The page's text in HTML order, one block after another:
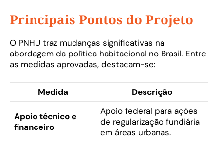
Principais Pontos do Projeto
O PNHU traz mudanças significativas na
abordagem da política habitacional no Brasil. Entre
as medidas aprovadas, destacam-se:
Medida Descrição
Apoio técnico e
financeiro
Apoio federal para ações
de regularização fundiária
em áreas urbanas.